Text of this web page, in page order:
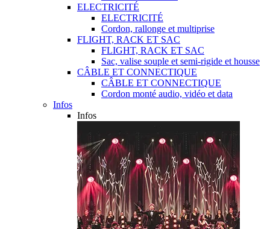
ELECTRICITÉ
ELECTRICITÉ
Cordon, rallonge et multiprise
FLIGHT, RACK ET SAC
FLIGHT, RACK ET SAC
Sac, valise souple et semi-rigide et housse
CÂBLE ET CONNECTIQUE
CÂBLE ET CONNECTIQUE
Cordon monté audio, vidéo et data
Infos
Infos